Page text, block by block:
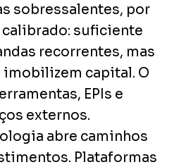
sobressalentes, por
suficiente
recorrentes, mas
imobilizem capital. O
EPIs e
externos.
abre caminhos
Plataformas